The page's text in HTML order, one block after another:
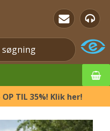
OP TIL 35%! Klik her!